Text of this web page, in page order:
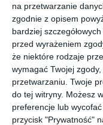
na przetwarzanie
zgodnie z opisem
bardziej
przed wyrażeniem
że niektóre rodzaje
wymagać Twojej
przetwarzaniu. Twoje
do tej witryny. Możesz
preferencje lub
przycisk "Prywatność"
Aranżacja kuchni w
architektonicznym
jadalnią.
DODAJ DO
UDOSTĘPNIJ